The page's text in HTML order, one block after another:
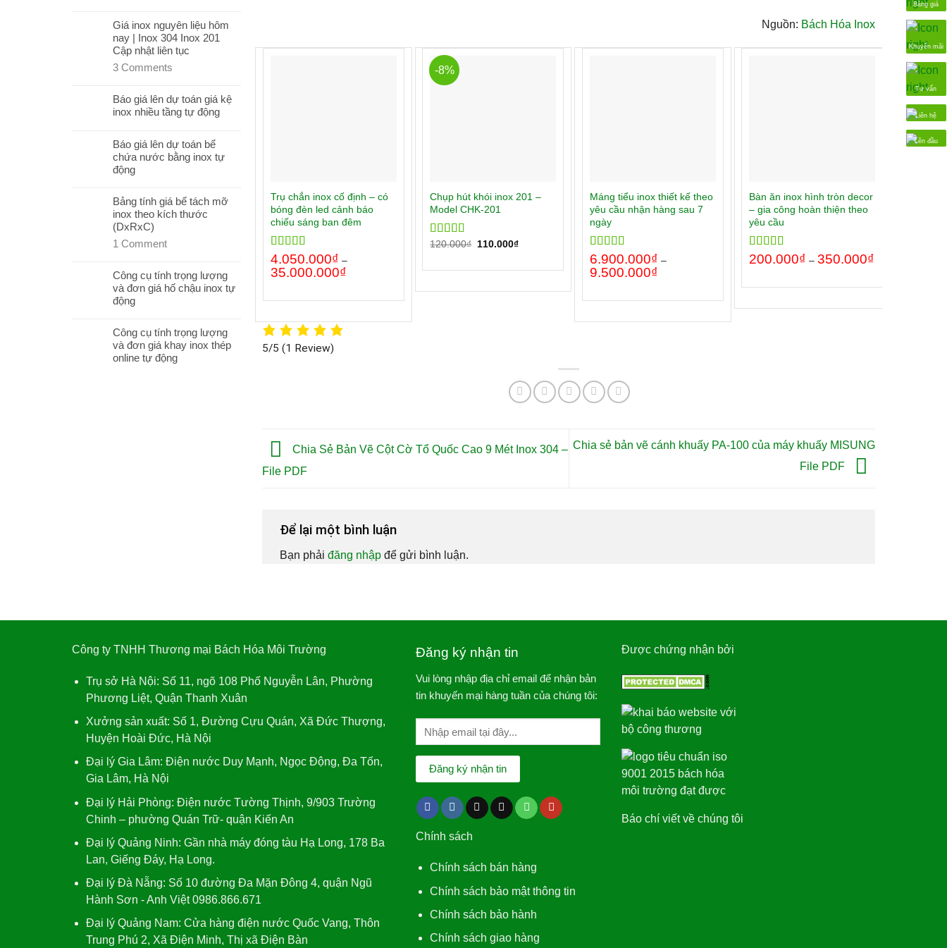
Giá inox nguyên liệu hôm
nay | Inox 304 Inox 201
Cập nhật liên tục
3 Comments
Báo giá lên dự toán giá kệ
inox nhiều tầng tự động
Báo giá lên dự toán bể
chứa nước bằng inox tự
động
Bảng tính giá bể tách mỡ
inox theo kích thước
(DxRxC)
1 Comment
Công cụ tính trọng lượng
và đơn giá hố chậu inox tự
động
Công cụ tính trọng lượng
và đơn giá khay inox thép
online tự động
Nguồn: Bách Hóa Inox
Trụ chắn inox cố định – có
bóng đèn led cảnh báo
chiếu sáng ban đêm
Rated
4.00out
of 5
4.050.000₫ –
35.000.000₫
-8%
Chụp hút khói inox 201 –
Model CHK-201
Rated5.00
120.000₫ 110.000₫
Máng tiểu inox thiết kế theo
yêu cầu nhận hàng sau 7
ngày
Rated5.00
out of 5
6.900.000₫ –
9.500.000₫
Bàn ăn inox hình tròn decor
– gia công hoàn thiện theo
yêu cầu
Rated5.00
200.000₫ –350.000₫
5/5 (1 Review)
Chia Sẻ Bản Vẽ Cột Cờ Tổ Quốc Cao 9 Mét Inox 304 –
File PDF
Chia sẻ bản vẽ cánh khuấy PA-100 của máy khuấy MISUNG
File PDF
Để lại một bình luận
Bạn phải đăng nhập để gửi bình luận.
Công ty TNHH Thương mại Bách Hóa Môi Trường
Trụ sở Hà Nội: Số 11, ngõ 108 Phố Nguyễn Lân, Phường
Phương Liệt, Quận Thanh Xuân
Xưởng sản xuất: Số 1, Đường Cựu Quán, Xã Đức Thượng,
Huyện Hoài Đức, Hà Nội
Đại lý Gia Lâm: Điện nước Duy Mạnh, Ngọc Động, Đa Tốn,
Gia Lâm, Hà Nội
Đại lý Hải Phòng: Điện nước Tường Thịnh, 9/903 Trường
Chinh – phường Quán Trữ- quận Kiến An
Đại lý Quảng Ninh: Gần nhà máy đóng tàu Hạ Long, 178 Ba
Lan, Giếng Đáy, Hạ Long.
Đại lý Đà Nẵng: Số 10 đường Đa Mặn Đông 4, quận Ngũ
Hành Sơn - Anh Việt 0986.866.671
Đại lý Quảng Nam: Cửa hàng điện nước Quốc Vang, Thôn
Trung Phú 2, Xã Điện Minh, Thị xã Điện Bàn
Đăng ký nhận tin
Vui lòng nhập địa chỉ email để nhận bản
tin khuyến mại hàng tuần của chúng tôi:
Chính sách
Chính sách bán hàng
Chính sách bảo mật thông tin
Chính sách bảo hành
Chính sách giao hàng
Được chứng nhận bởi
Báo chí viết về chúng tôi
Bảng giá
Khuyến mãi
Tư vấn
Liên hệ
Lên đầu